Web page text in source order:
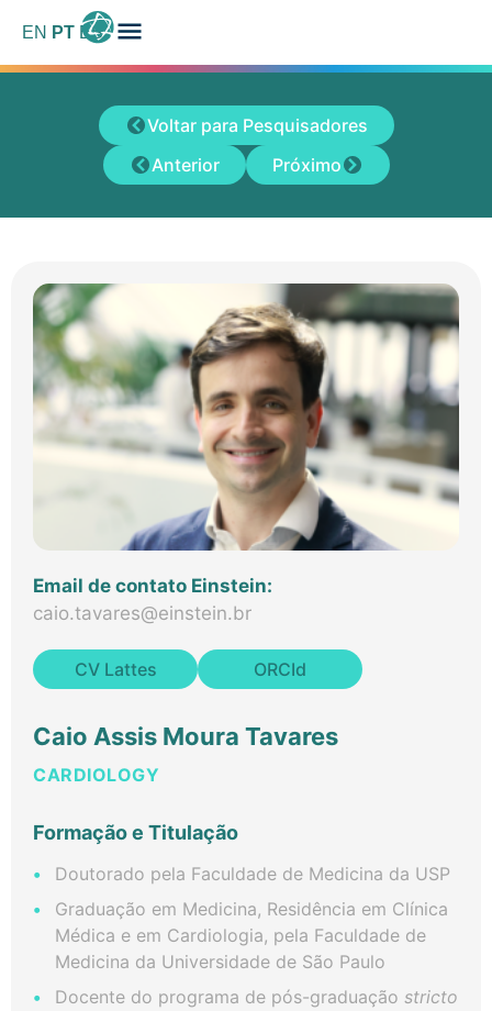
EN PT ES
Voltar para Pesquisadores
Anterior
Próximo
Email de contato Einstein:
caio.tavares@einstein.br
CV Lattes ORCId
Caio Assis Moura Tavares
CARDIOLOGY
Formação e Titulação
Doutorado pela Faculdade de Medicina da USP
Graduação em Medicina, Residência em Clínica
Médica e em Cardiologia, pela Faculdade de
Medicina da Universidade de São Paulo
Docente do programa de pós-graduação stricto